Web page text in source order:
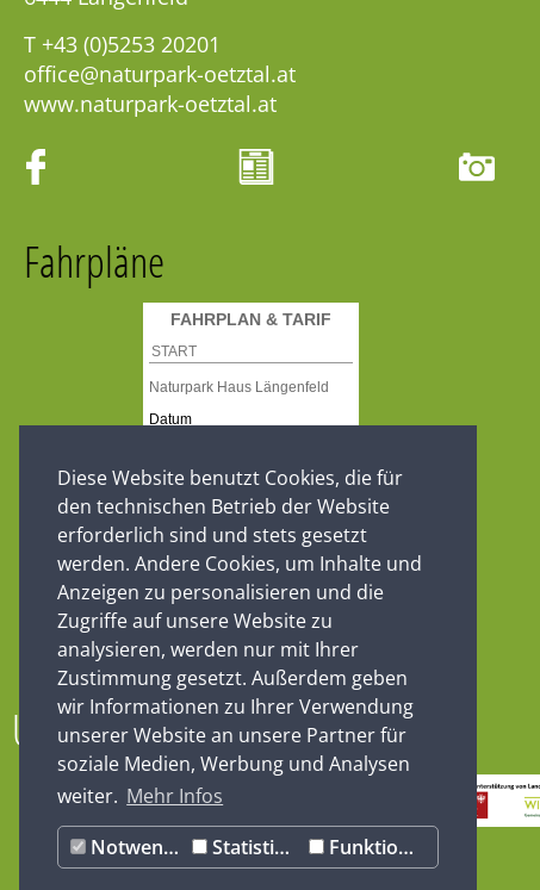
Diese Website benutzt Cookies, die für
den technischen Betrieb der Website
erforderlich sind und stets gesetzt
werden. Andere Cookies, um Inhalte und
Anzeigen zu personalisieren und die
Zugriffe auf unsere Website zu
analysieren, werden nur mit Ihrer
Zustimmung gesetzt. Außerdem geben
wir Informationen zu Ihrer Verwendung
unserer Website an unsere Partner für
soziale Medien, Werbung und Analysen
weiter. Mehr Infos
Notwendig
Statistiken Funktionale
T +43 (0)5253 20201
office@naturpark-oetztal.at
www.naturpark-oetztal.at
Fahrpläne
Unsere Partner
EVENTS